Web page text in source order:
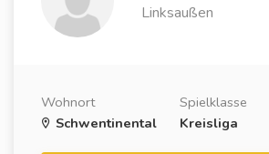
Linksaußen
Wohnort
Schwentinental
Spielklasse
Kreisliga